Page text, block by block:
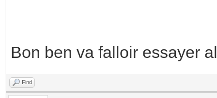
Bon ben va falloir essayer
Find